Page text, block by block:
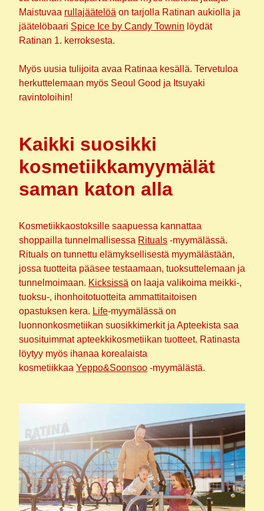
Maistuvaa rullajäätelöä on tarjolla Ratinan aukiolla ja
jäätelöbaari Spice Ice by Candy Townin löydät
Ratinan 1. kerroksesta.
Myös uusia tulijoita avaa Ratinaa kesällä. Tervetuloa
herkuttelemaan myös Seoul Good ja Itsuyaki
ravintoloihin!
Kaikki suosikki
kosmetiikkamyymälät
saman katon alla
Kosmetiikkaostoksille saapuessa kannattaa
shoppailla tunnelmallisessa Rituals -myymälässä.
Rituals on tunnettu elämyksellisestä myymälästään,
jossa tuotteita pääsee testaamaan, tuoksuttelemaan ja
tunnelmoimaan. Kicksissä on laaja valikoima meikki-,
tuoksu-, ihonhoitotuotteita ammattitaitoisen
opastuksen kera. Life-myymälässä on
luonnonkosmetiikan suosikkimerkit ja Apteekista saa
suosituimmat apteekkikosmetiikan tuotteet. Ratinasta
löytyy myös ihanaa korealaista
kosmetiikkaa Yeppo&Soonsoo -myymälästä.